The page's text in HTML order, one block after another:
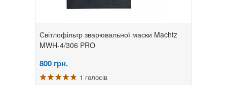
Світлофільтр зварювальної маски Machtz
MWH-4/306 PRO
800 грн.
1 голосів